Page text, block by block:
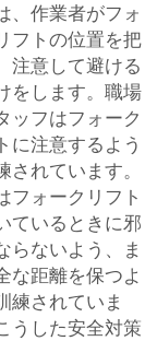
、作業者がフォ
フトの位置を把
注意して避ける
をします。職場
ッフはフォーク
に注意するよう
されています。
フォークリフト
ているときに邪
らないよう、ま
な距離を保つよ
練されていま
うした安全対策